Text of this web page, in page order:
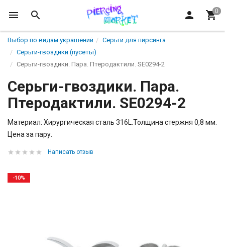
Выбор по видам украшений
Серьги для пирсинга
Серьги-гвоздики (пусеты)
Серьги-гвоздики. Пара. Птеродактили. SE0294-2
Серьги-гвоздики. Пара.
Птеродактили. SE0294-2
Материал: Хирургическая сталь 316L.Толщина стержня 0,8 мм.
Цена за пару.
Написать отзыв
-10%